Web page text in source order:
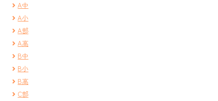
A中
A小
A部
A高
B中
B小
B高
C部